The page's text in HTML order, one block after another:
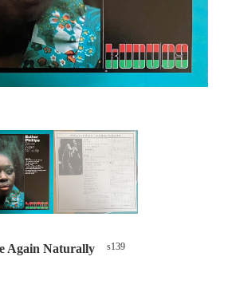
Again Naturally s139